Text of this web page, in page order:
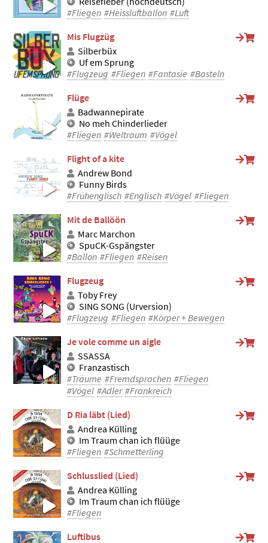
#Fliegen #Heissluftballon #Luft
Mis Flugzüg
Silberbüx
Uf em Sprung
#Flugzeug #Fliegen #Fantasie #Basteln
Flüge
Badwannepirate
No meh Chinderlieder
#Fliegen #Weltraum #Vögel
Flight of a kite
Andrew Bond
Funny Birds
#Frühenglisch #Englisch #Vögel #Fliegen
Mit de Ballöön
Marc Marchon
SpuCK-Gspängster
#Ballon #Fliegen #Reisen
Flugzeug
Toby Frey
SING SONG (Urversion)
#Flugzeug #Fliegen #Körper + Bewegen
Je vole comme un aigle
SSASSA
Franzastisch
#Träume #Fremdsprachen #Fliegen
#Vögel #Adler #Frankreich
D Ria läbt (Lied)
Andrea Külling
Im Traum chan ich flüüge
#Fliegen #Schmetterling
Schlusslied (Lied)
Andrea Külling
Im Traum chan ich flüüge
#Fliegen
Luftibus